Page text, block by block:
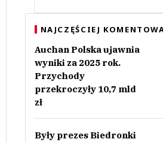
NAJCZĘŚCIEJ
Auchan Polska ujawnia
wyniki za 2025 rok.
Przychody
przekroczyły 10,7 mld
zł
Były prezes Biedronki